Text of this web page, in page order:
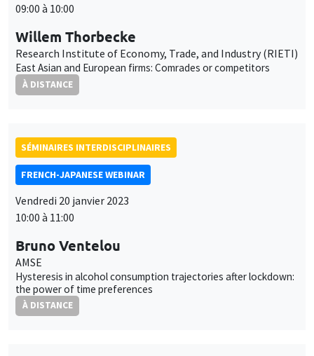
09:00 à 10:00
Willem Thorbecke
Research Institute of Economy, Trade, and Industry (RIETI)
East Asian and European firms: Comrades or competitors
À DISTANCE
SÉMINAIRES INTERDISCIPLINAIRES
FRENCH-JAPANESE WEBINAR
Vendredi 20 janvier 2023
10:00 à 11:00
Bruno Ventelou
AMSE
Hysteresis in alcohol consumption trajectories after lockdown:
the power of time preferences
À DISTANCE